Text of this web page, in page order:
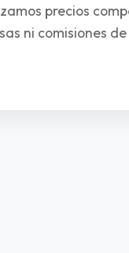
precios
ni comisiones